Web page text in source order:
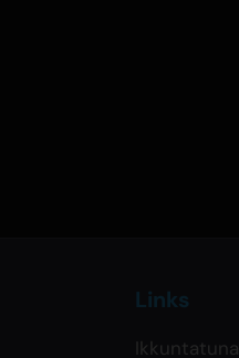
Links
Ikkuntatuna